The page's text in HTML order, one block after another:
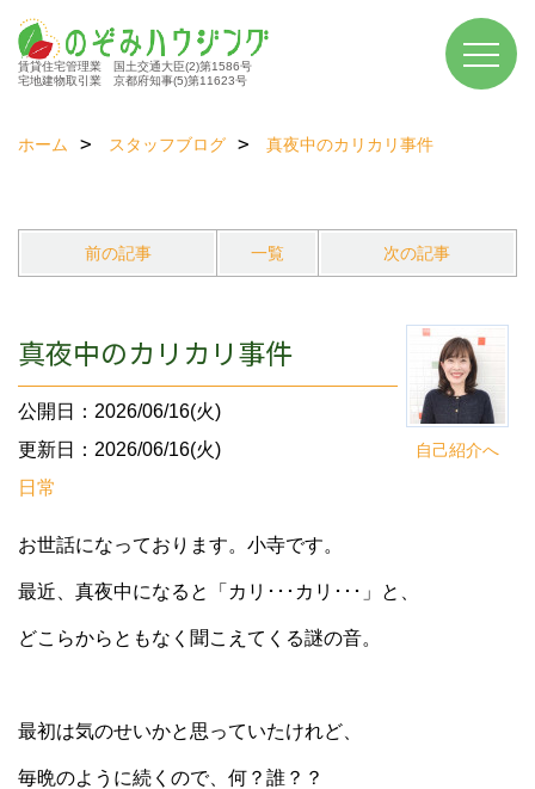
賃貸住宅管理業 国土交通大臣(2)第1586号
宅地建物取引業 京都府知事(5)第11623号
ホーム スタッフブログ 真夜中のカリカリ事件
前の記事 一覧 次の記事
自己紹介へ
真夜中のカリカリ事件
公開日：2026/06/16(火)
更新日：2026/06/16(火)
日常
お世話になっております。小寺です。
最近、真夜中になると「カリ･･･カリ･･･」と、
どこらからともなく聞こえてくる謎の音。
最初は気のせいかと思っていたけれど、
毎晩のように続くので、何？誰？？